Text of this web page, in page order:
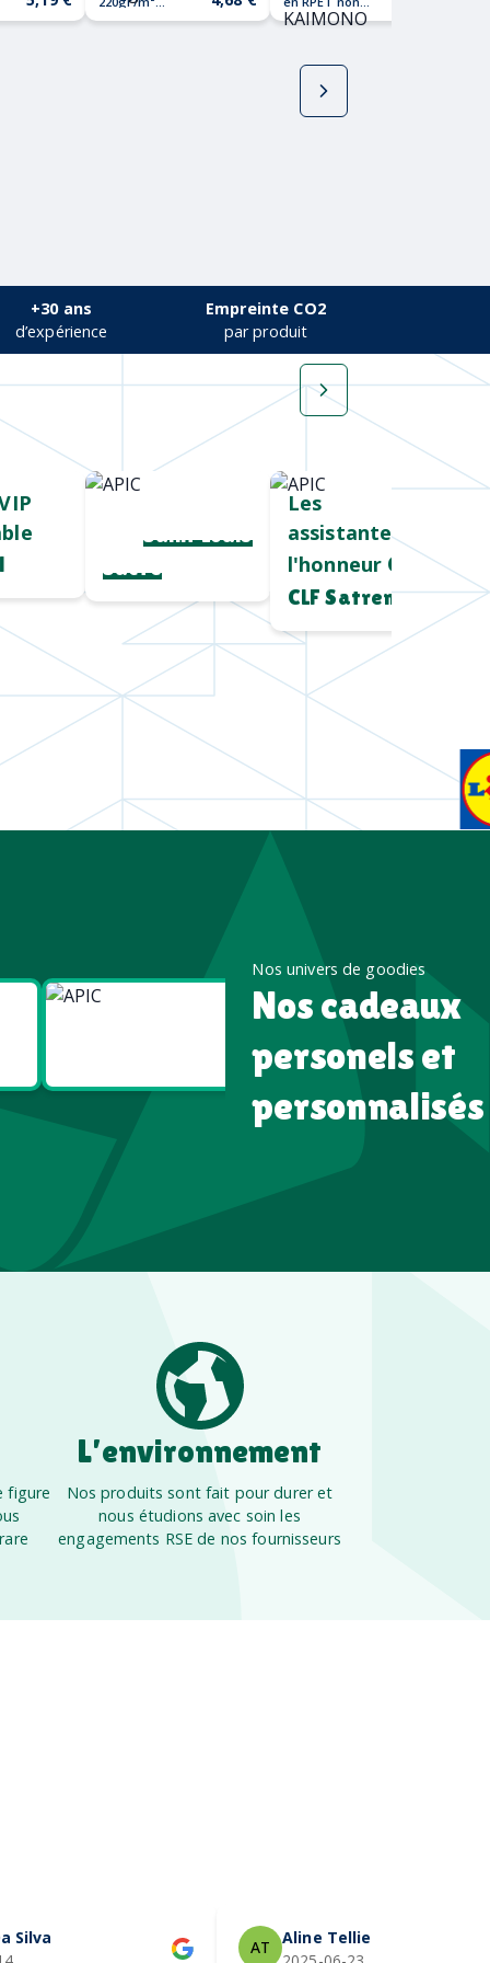
MARE tissé
KAIMONO
+30 ans
d’expérience
Empreinte CO2
par produit
Saint Louis
Sucre
Les
assistantes à
l'honneur Chez
CLF Satrem
Goodies
High tech
Nos univers de goodies
Nos cadeaux
personels et
personnalisés
figure
L’environnement
Nos produits sont fait pour durer et
nous étudions avec soin les
engagements RSE de nos fournisseurs
Silva
AT
Aline Tellier